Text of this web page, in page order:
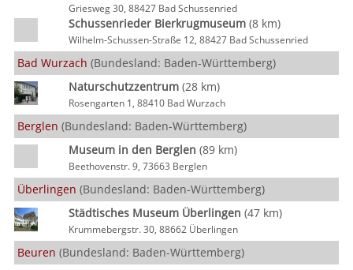
Griesweg 30, 88427 Bad Schussenried
Schussenrieder Bierkrugmuseum(8 km)
Wilhelm-Schussen-Straße 12, 88427 Bad Schussenried
Bad Wurzach (Bundesland: Baden-Württemberg)
Naturschutzzentrum(28 km)
Rosengarten 1, 88410 Bad Wurzach
Berglen (Bundesland: Baden-Württemberg)
Museum in den Berglen (89 km)
Beethovenstr. 9, 73663 Berglen
Überlingen (Bundesland: Baden-Württemberg)
Städtisches Museum Überlingen (47 km)
Krummebergstr. 30, 88662 Überlingen
Beuren (Bundesland: Baden-Württemberg)